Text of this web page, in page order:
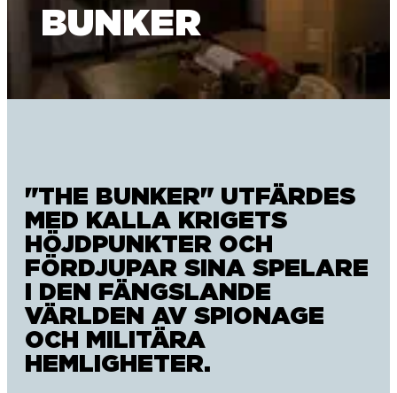
BUNKER
"THE BUNKER" UTFÄRDES
MED KALLA KRIGETS
HÖJDPUNKTER OCH
FÖRDJUPAR SINA SPELARE
I DEN FÄNGSLANDE
VÄRLDEN AV SPIONAGE
OCH MILITÄRA
HEMLIGHETER.